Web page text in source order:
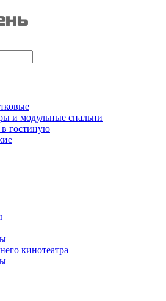
и модульные спальни
гостиную
кинотеатра